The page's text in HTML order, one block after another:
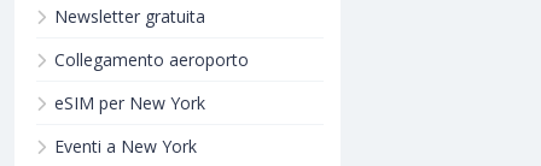
Newsletter gratuita
Collegamento aeroporto
eSIM per New York
Eventi a New York